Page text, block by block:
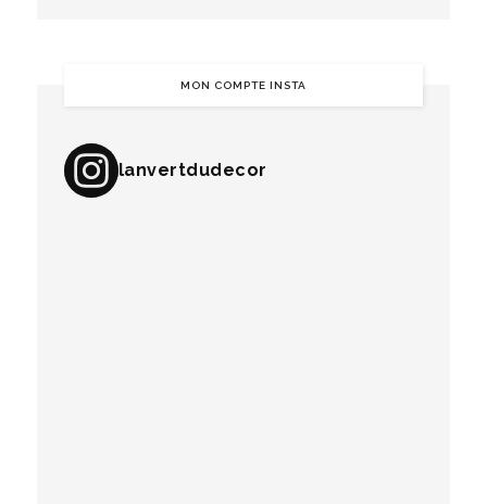
MON COMPTE INSTA
lanvertdudecor